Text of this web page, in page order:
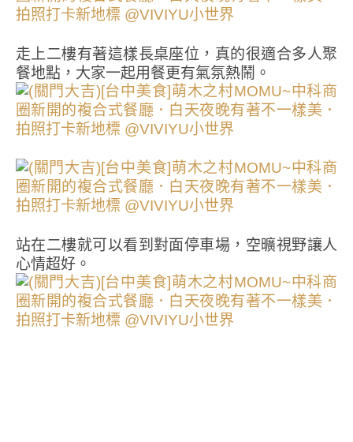
走上二樓有著這樣長桌座位，真的很適合多人聚
餐地點，大家一起用餐更有氣氛熱鬧。
站在二樓就可以看到對面停車場，空曠視野讓人
心情超好。